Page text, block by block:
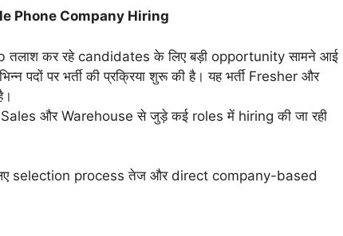
Phone Company Hiring
कर रहे candidates के लिए बड़ी opportunity सामने आई
पदों पर भर्ती की प्रक्रिया शुरू की है। यह भर्ती Fresher और
और Warehouse से जुड़े कई roles में hiring की जा रही
selection process तेज और direct company-based